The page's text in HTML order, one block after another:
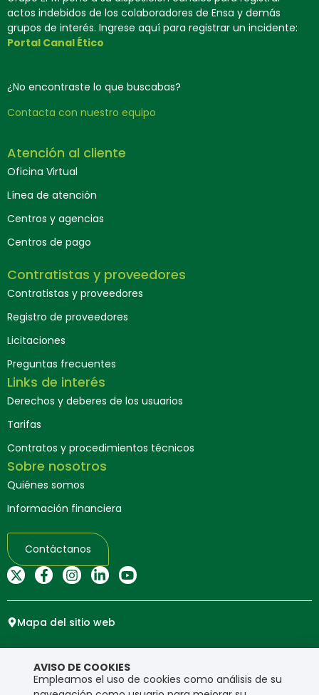
actos indebidos de los colaboradores de Ensa y demás
grupos de interés. Ingrese aquí para registrar un incidente:
Portal Canal Ético
¿No encontraste lo que buscabas?
Contacta con nuestro equipo
Atención al cliente
Oficina Virtual
Línea de atención
Centros y agencias
Centros de pago
Contratistas y proveedores
Contratistas y proveedores
Registro de proveedores
Licitaciones
Preguntas frecuentes
Links de interés
Derechos y deberes de los usuarios
Tarifas
Contratos y procedimientos técnicos
Sobre nosotros
Quiénes somos
Información financiera
Contáctanos
Mapa del sitio web
Política de privacidad
AVISO DE COOKIES
Empleamos el uso de cookies como análisis de su